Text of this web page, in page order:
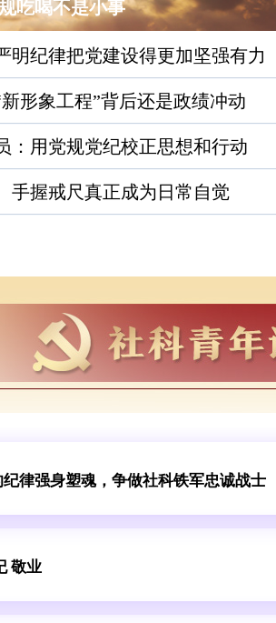
吃喝不是小事
明纪律把党建设得更加坚强有力
形象工程”背后还是政绩冲动
：用党规党纪校正思想和行动
手握戒尺真正成为日常自觉
律强身塑魂，争做社科铁军忠诚战士
敬业